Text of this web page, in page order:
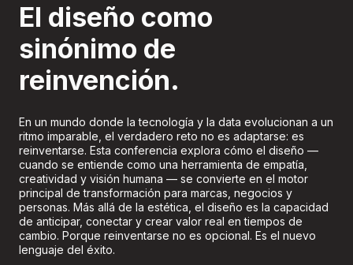
El diseño como
sinónimo de
reinvención.
En un mundo donde la tecnología y la data evolucionan a un
ritmo imparable, el verdadero reto no es adaptarse: es
reinventarse. Esta conferencia explora cómo el diseño —
cuando se entiende como una herramienta de empatía,
creatividad y visión humana — se convierte en el motor
principal de transformación para marcas, negocios y
personas. Más allá de la estética, el diseño es la capacidad
de anticipar, conectar y crear valor real en tiempos de
cambio. Porque reinventarse no es opcional. Es el nuevo
lenguaje del éxito.